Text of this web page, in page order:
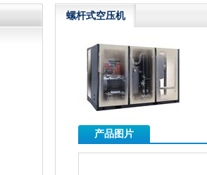
螺杆式空压机
产品图片